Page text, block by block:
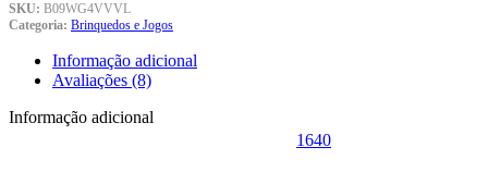
SKU: B09WG4VVVL
Categoria: Brinquedos e Jogos
Informação adicional
Avaliações (8)
Informação adicional
‎1640